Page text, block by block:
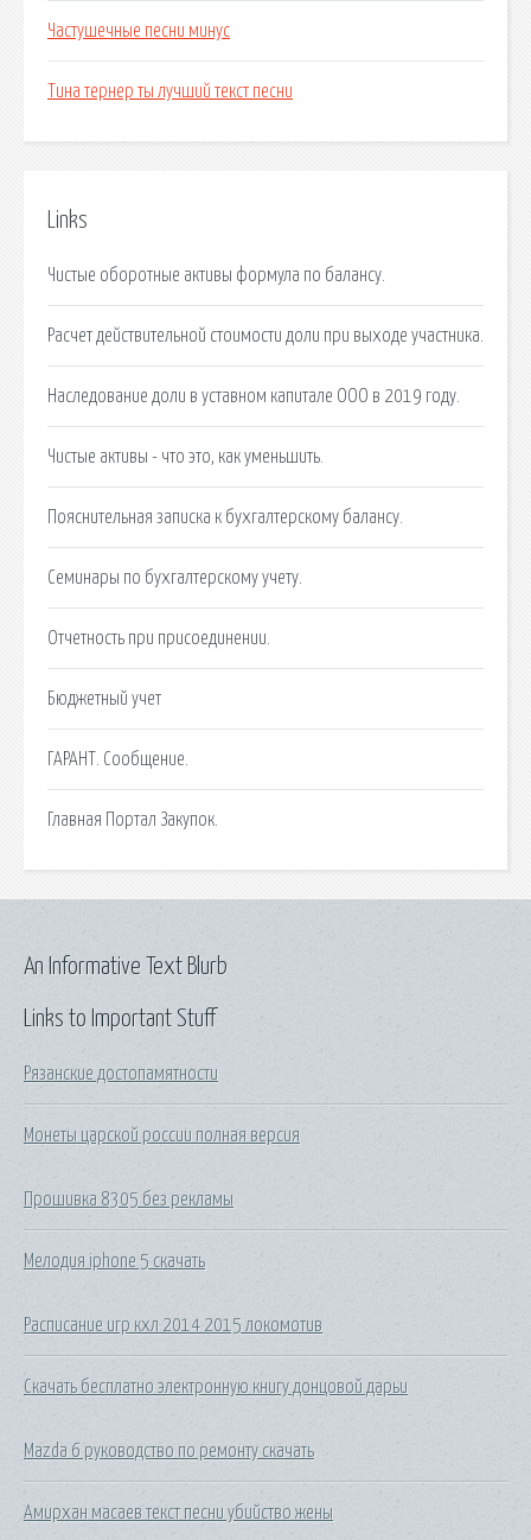
Частушечные песни минус
Тина тернер ты лучший текст песни
Links
Чистые оборотные активы формула по балансу.
Расчет действительной стоимости доли при выходе участника.
Наследование доли в уставном капитале ООО в 2019 году.
Чистые активы - что это, как уменьшить.
Пояснительная записка к бухгалтерскому балансу.
Семинары по бухгалтерскому учету.
Отчетность при присоединении.
Бюджетный учет
ГАРАНТ. Сообщение.
Главная Портал Закупок.
Links to Important Stuff
Рязанские достопамятности
Монеты царской россии полная версия
Прошивка 8305 без рекламы
Мелодия iphone 5 скачать
Расписание игр кхл 2014 2015 локомотив
Скачать бесплатно электронную книгу донцовой дарьи
Mazda 6 руководство по ремонту скачать
Амирхан масаев текст песни убийство жены
An Informative Text Blurb